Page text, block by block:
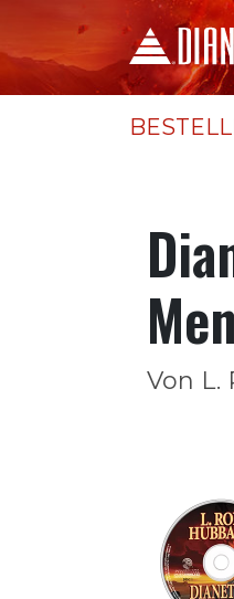
Von L.